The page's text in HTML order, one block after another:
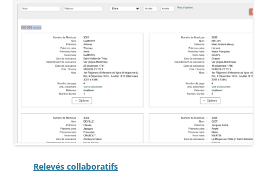
Relevés collaboratifs